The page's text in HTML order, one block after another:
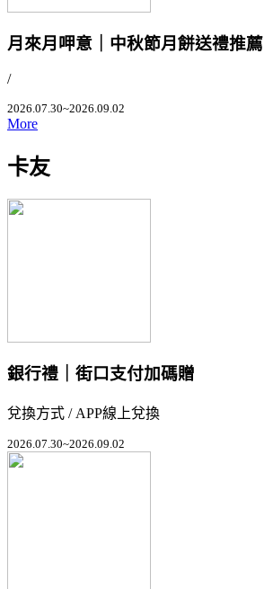
月來月呷意｜中秋節月餅送禮推薦
/
2026.07.30~2026.09.02
More
卡友
銀行禮｜街口支付加碼贈
兌換方式 / APP線上兌換
2026.07.30~2026.09.02